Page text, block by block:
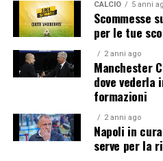
CALCIO 5 anni
Scommesse
per le tue
2 anni ago
Manchester
dove vederla
formazioni
2 anni ago
Napoli in
serve per la